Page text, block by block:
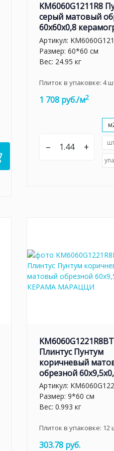
KM6060G1211R8
серый матовый
60x60x0,8
Артикул:
Размер: 60*60 см
Вес: 24.95 кг
Плиток в упаковке: 4
1 708 руб./м2
– +
Плинтус Пунтум
коричневый
обрезной
Артикул:
Размер: 9*60 см
Вес: 0.993 кг
Плиток в упаковке: 12
303.78 руб.